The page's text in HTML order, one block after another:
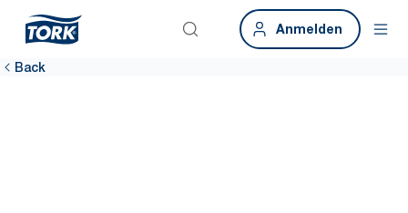
Anmelden
Back